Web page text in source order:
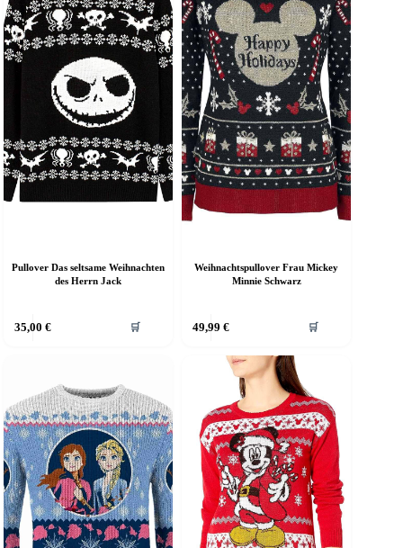
Pullover Das seltsame Weihnachten
des Herrn Jack
35,00 € 🛒
Weihnachtspullover Frau Mickey
Minnie Schwarz
49,99 € 🛒
Produkt
Die
Optionen
können
auf
der
Produktseite
gewählt
werden